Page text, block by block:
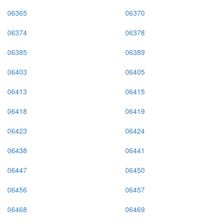
06365
06370
06374
06378
06385
06389
06403
06405
06413
06415
06418
06419
06423
06424
06438
06441
06447
06450
06456
06457
06468
06469